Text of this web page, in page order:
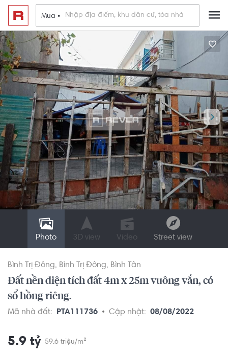
Mua •
Photo 3D view Video Street view
Bình Trị Đông Bình Trị Đông Bình Tân
Đất nền diện tích đất 4m x 25m vuông vắn, có
sổ hồng riêng.
Mã nhà đất: PTA111736 Cập nhật: 08/08/2022
5.9 tỷ 59.6 triệu/m²